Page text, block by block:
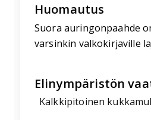
Huomautus
Suora auringonpaahde
varsinkin valkokirjaville
Elinympäristön
Kalkkipitoinen